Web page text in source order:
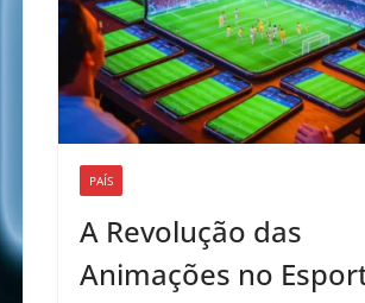
PAÍS
A Revolução das
Animações no